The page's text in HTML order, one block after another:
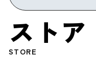
ストア
STORE